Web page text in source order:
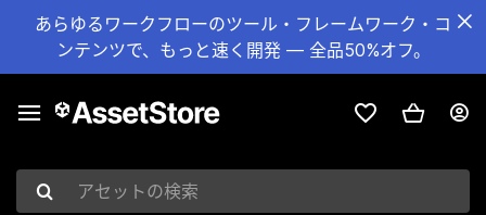
あらゆるワークフローのツール・フレームワーク・コ
ンテンツで、もっと速く開発 — 全品50%オフ。
アセットの検索